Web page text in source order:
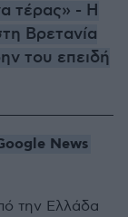
τέρας» - Η
Βρετανία
του επειδή
News
την Ελλάδα